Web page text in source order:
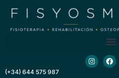
contenido
(+34) 644 575 987